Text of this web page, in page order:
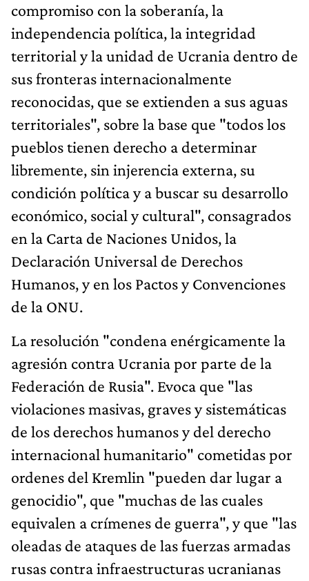
compromiso con la soberanía, la
independencia política, la integridad
territorial y la unidad de Ucrania dentro de
sus fronteras internacionalmente
reconocidas, que se extienden a sus aguas
territoriales", sobre la base que "todos los
pueblos tienen derecho a determinar
libremente, sin injerencia externa, su
condición política y a buscar su desarrollo
económico, social y cultural", consagrados
en la Carta de Naciones Unidos, la
Declaración Universal de Derechos
Humanos, y en los Pactos y Convenciones
de la ONU.
La resolución "condena enérgicamente la
agresión contra Ucrania por parte de la
Federación de Rusia". Evoca que "las
violaciones masivas, graves y sistemáticas
de los derechos humanos y del derecho
internacional humanitario" cometidas por
ordenes del Kremlin "pueden dar lugar a
genocidio", que "muchas de las cuales
equivalen a crímenes de guerra", y que "las
oleadas de ataques de las fuerzas armadas
rusas contra infraestructuras ucranianas